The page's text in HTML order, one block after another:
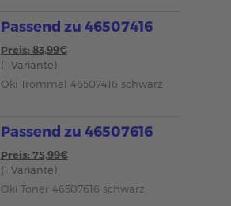
Passend zu 46507416
Preis: 83,99€
(1 Variante)
Oki Trommel 46507416 schwarz
Passend zu 46507616
Preis: 75,99€
(1 Variante)
Oki Toner 46507616 schwarz